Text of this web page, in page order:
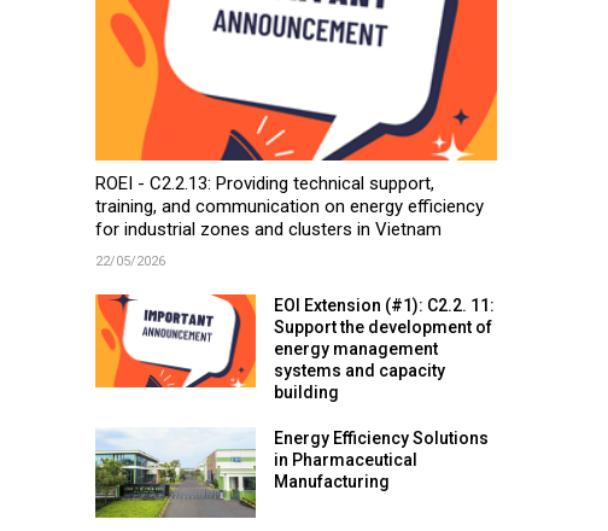
ROEI - C2.2.13: Providing technical support,
training, and communication on energy efficiency
for industrial zones and clusters in Vietnam
22/05/2026
EOI Extension (#1): C2.2. 11:
Support the development of
energy management
systems and capacity
building
Energy Efficiency Solutions
in Pharmaceutical
Manufacturing